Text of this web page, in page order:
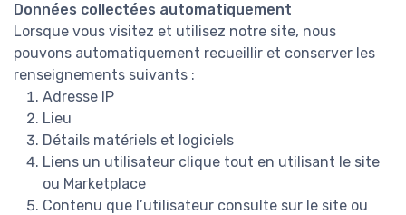
Données collectées automatiquement
Lorsque vous visitez et utilisez notre site, nous
pouvons automatiquement recueillir et conserver les
renseignements suivants :
Adresse IP
Lieu
Détails matériels et logiciels
Liens un utilisateur clique tout en utilisant le site
ou Marketplace
Contenu que l’utilisateur consulte sur le site ou